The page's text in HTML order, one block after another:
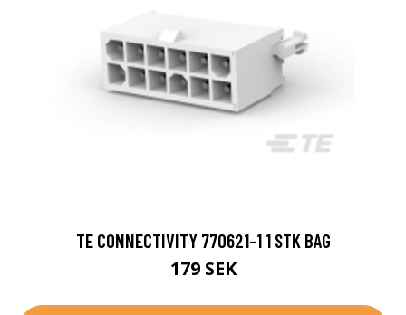
TE CONNECTIVITY 770621-1 1 STK BAG
179 SEK